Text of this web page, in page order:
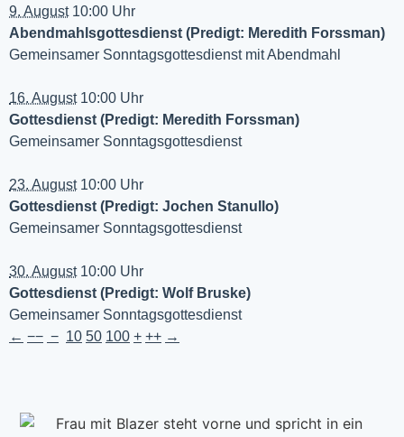
9. August10:00 Uhr
Abendmahlsgottesdienst (Predigt: Meredith Forssman)
Gemeinsamer Sonntagsgottesdienst mit Abendmahl
16. August10:00 Uhr
Gottesdienst (Predigt: Meredith Forssman)
Gemeinsamer Sonntagsgottesdienst
23. August10:00 Uhr
Gottesdienst (Predigt: Jochen Stanullo)
Gemeinsamer Sonntagsgottesdienst
30. August10:00 Uhr
Gottesdienst (Predigt: Wolf Bruske)
Gemeinsamer Sonntagsgottesdienst
← −− − 10 50 100 + ++ →